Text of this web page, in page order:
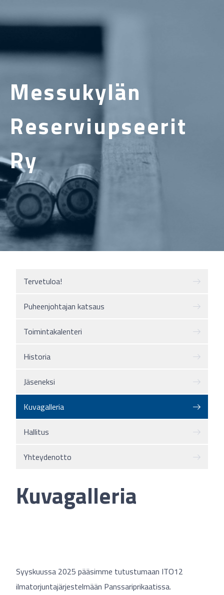
Messukylän
Reserviupseerit
Ry
Tervetuloa!
Puheenjohtajan katsaus
Toimintakalenteri
Historia
Jäseneksi
Kuvagalleria
Hallitus
Yhteydenotto
Kuvagalleria
Syyskuussa 2025 pääsimme tutustumaan ITO12
ilmatorjuntajärjestelmään Panssariprikaatissa.